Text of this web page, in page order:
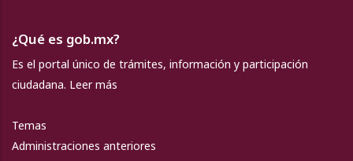
¿Qué es gob.mx?
Es el portal único de trámites, información y participación
ciudadana. Leer más
Temas
Administraciones anteriores